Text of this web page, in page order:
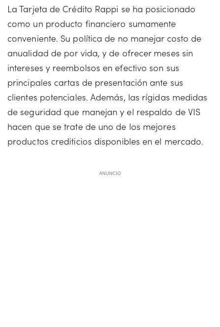
La Tarjeta de Crédito Rappi se ha posicionado
como un producto financiero sumamente
conveniente. Su política de no manejar costo de
anualidad de por vida, y de ofrecer meses sin
intereses y reembolsos en efectivo son sus
principales cartas de presentación ante sus
clientes potenciales. Además, las rígidas medidas
de seguridad que manejan y el respaldo de VIS
hacen que se trate de uno de los mejores
productos crediticios disponibles en el mercado.
ANUNCIO